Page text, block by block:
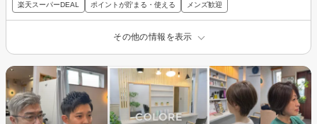
楽天スーパーDEAL ポイントが貯まる・使える メンズ歓迎
その他の情報を表示